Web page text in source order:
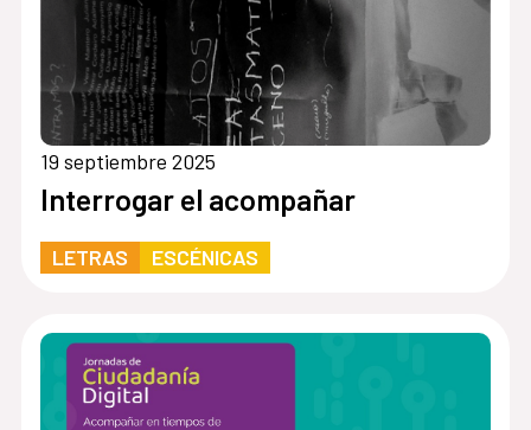
19 septiembre 2025
Interrogar el acompañar
LETRAS ESCÉNICAS